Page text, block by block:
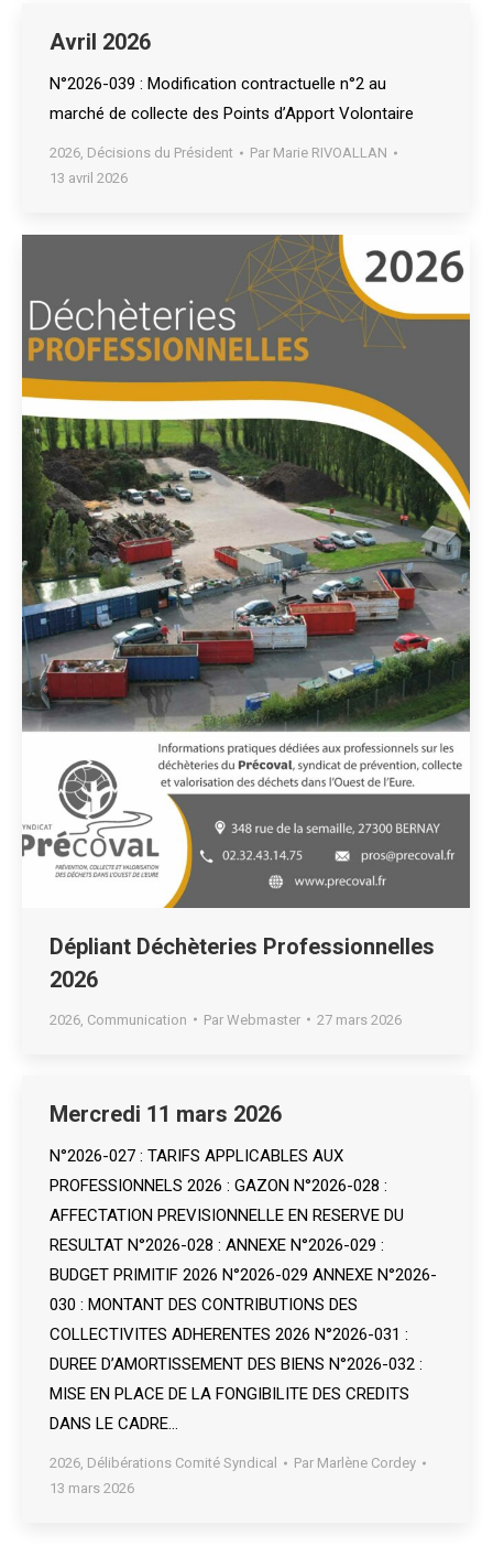
Avril 2026
N°2026-039 : Modification contractuelle n°2 au
marché de collecte des Points d’Apport Volontaire
2026, Décisions du Président Par Marie RIVOALLAN
13 avril 2026
Dépliant Déchèteries Professionnelles
2026
2026 Communication Par Webmaster 27 mars 2026
Mercredi 11 mars 2026
N°2026-027 : TARIFS APPLICABLES AUX
PROFESSIONNELS 2026 : GAZON N°2026-028 :
AFFECTATION PREVISIONNELLE EN RESERVE DU
RESULTAT N°2026-028 : ANNEXE N°2026-029 :
BUDGET PRIMITIF 2026 N°2026-029 ANNEXE N°2026-
030 : MONTANT DES CONTRIBUTIONS DES
COLLECTIVITES ADHERENTES 2026 N°2026-031 :
DUREE D’AMORTISSEMENT DES BIENS N°2026-032 :
MISE EN PLACE DE LA FONGIBILITE DES CREDITS
DANS LE CADRE…
2026, Délibérations Comité Syndical Par Marlène Cordey
13 mars 2026